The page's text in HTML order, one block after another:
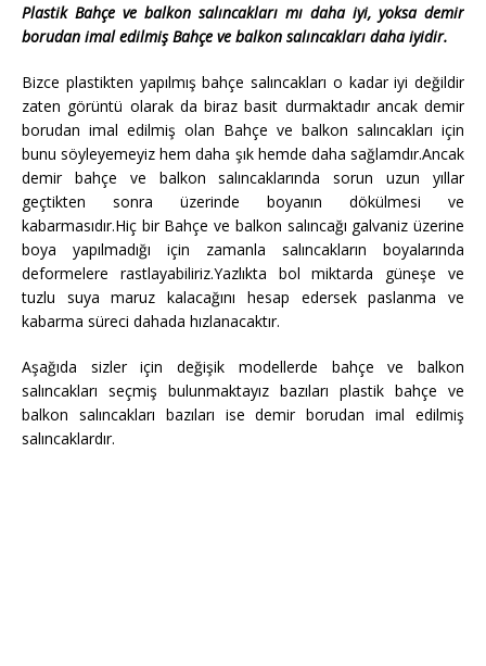
Plastik Bahçe ve balkon salıncakları mı daha iyi, yoksa demir
borudan imal edilmiş Bahçe ve balkon salıncakları daha iyidir.
Bizce plastikten yapılmış bahçe salıncakları o kadar iyi değildir
zaten görüntü olarak da biraz basit durmaktadır ancak demir
borudan imal edilmiş olan Bahçe ve balkon salıncakları için
bunu söyleyemeyiz hem daha şık hemde daha sağlamdır.Ancak
demir bahçe ve balkon salıncaklarında sorun uzun yıllar
geçtikten sonra üzerinde boyanın dökülmesi ve
kabarmasıdır.Hiç bir Bahçe ve balkon salıncağı galvaniz üzerine
boya yapılmadığı için zamanla salıncakların boyalarında
deformelere rastlayabiliriz.Yazlıkta bol miktarda güneşe ve
tuzlu suya maruz kalacağını hesap edersek paslanma ve
kabarma süreci dahada hızlanacaktır.
Aşağıda sizler için değişik modellerde bahçe ve balkon
salıncakları seçmiş bulunmaktayız bazıları plastik bahçe ve
balkon salıncakları bazıları ise demir borudan imal edilmiş
salıncaklardır.